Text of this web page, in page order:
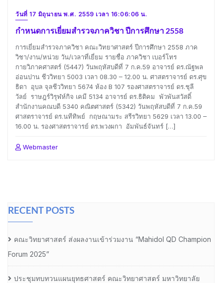
วันที่ 17 มิถุนายน พ.ศ. 2559 เวลา 16:06:06 น.
กำหนดการเยี่ยมสำรวจภาควิชา ปีการศึกษา 2558
การเยี่ยมสำรวจภาควิชา คณะวิทยาศาสตร์ ปีการศึกษา 2558 ภาค
วิชา/งาน/หน่วย วัน/เวลาที่เยี่ยม รายชื่อ ภาควิชา เบอร์โทร
กายวิภาคศาสตร์ (5447) วันพฤหัสบดีที่ 7 ก.ค.59 อาจารย์ ดร.ณัฐพล
อ่อนปาน ชีววิทยา 5003 เวลา 08.30 – 12.00 น. ศาสตราจารย์ ดร.ศุข
ธิดา อุบล จุลชีววิทยา 5674 ห้อง B 107 รองศาสตราจารย์ ดร.ชุลี
วัลย์ ราษฎร์วิรุฬห์กิจ เคมี 5134 อาจารย์ ดร.ธิติคม พัวพันสวัสดิ์
สำนักงานคณบดี 5340 คณิตศาสตร์ (5342) วันพฤหัสบดีที่ 7 ก.ค.59
ศาสตราจารย์ ดร.นทีทิพย์ กฤษณามระ สรีรวิทยา 5629 เวลา 13.00 –
16.00 น. รองศาสตราจารย์ ดร.พวงผกา อัมพันธ์จันทร์ […]
Webmaster
RECENT POSTS
คณะวิทยาศาสตร์ ส่งผลงานเข้าร่วมงาน “Mahidol QD Champion
Forum 2025”
ประชุมทบทวนแผนยุทธศาสตร์ คณะวิทยาศาสตร์ มหาวิทยาลัย